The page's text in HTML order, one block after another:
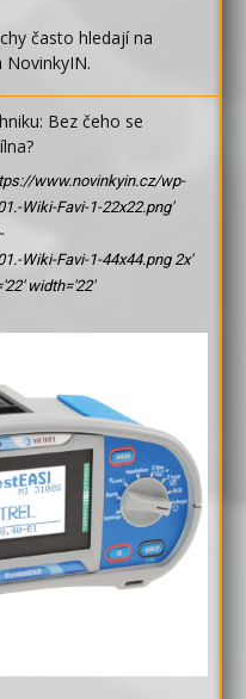
často hledají na
NovinkyIN.
Bez čeho se
www.novinkyin.cz/wp-
Wiki-Favi-1-22x22.png'
Wiki-Favi-1-44x44.png 2x'
width='22'